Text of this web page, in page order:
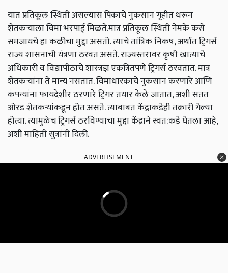
यात प्रतिकूल स्थिती असल्यास पिकाचे नुकसान गृहीत धरून
शेतकऱ्याला विमा भरपाई मिळते.मात्र प्रतिकूल स्थिती नेमके कसे
समजायचे हा कळीचा मुद्दा असतो. त्याचे तांत्रिक निकष,अर्थात ट्रिगर्स
राज्य शासनाची यंत्रणा ठरवत असते. राज्यस्तरावर कृषी खात्याचे
अधिकारी व विद्यापीठाचे शास्त्रज्ञ एकत्रितपणे ट्रिगर्स ठरवतात. मात्र
शेतकऱ्यांना ते मान्य नसतात. विमाधारकाचे नुकसान करणारे आणि
कंपन्यांना फायदेशीर ठरणारे ट्रिगर तयार केले जातात,अशी सतत
ओरड शेतकऱ्यांकडून होत असते. त्याबाबत केंद्राकडेही तक्रारी गेल्या
होत्या. त्यामुळेच ट्रिगर्स ठरविण्याचा मुद्दा केंद्राने स्वत:कडे घेतला आहे,
अशी माहिती सुत्रांनी दिली.
ADVERTISEMENT